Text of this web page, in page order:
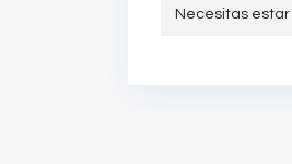
Necesitas estar